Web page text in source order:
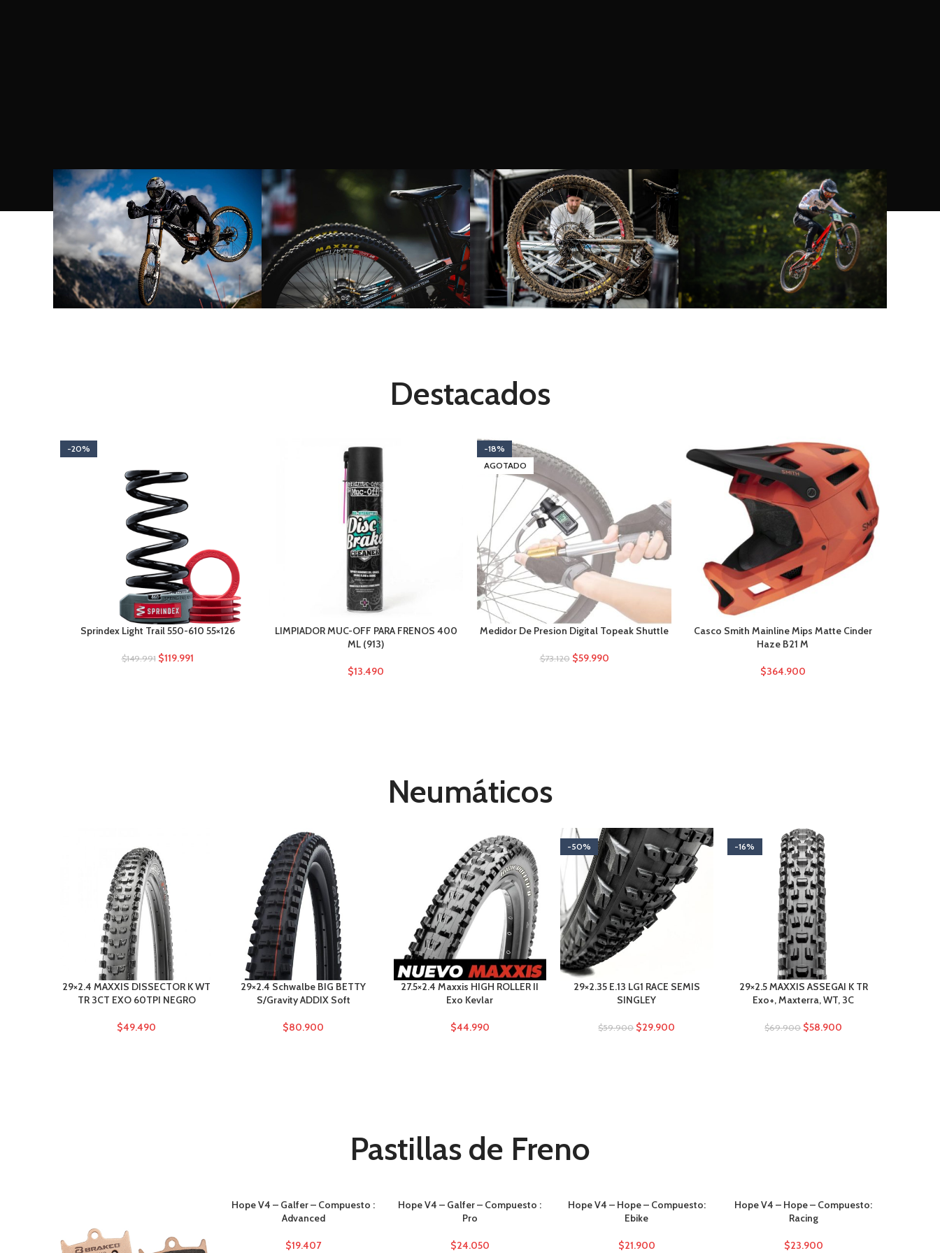
Destacados
-20%
Sprindex Light Trail 550-610 55×126
$149.991 $119.991
LIMPIADOR MUC-OFF PARA FRENOS 400
ML (913)
$13.490
-18%
AGOTADO
Medidor De Presion Digital Topeak Shuttle
$73.120 $59.990
Casco Smith Mainline Mips Matte Cinder
Haze B21 M
$364.900
Neumáticos
29×2.4 MAXXIS DISSECTOR K WT
TR 3CT EXO 60TPI NEGRO
$49.490
29×2.4 Schwalbe BIG BETTY
S/Gravity ADDIX Soft
$80.900
27.5×2.4 Maxxis HIGH ROLLER II
Exo Kevlar
$44.990
-50%
29×2.35 E.13 LG1 RACE SEMIS
SINGLEY
$59.900 $29.900
-16%
29×2.5 MAXXIS ASSEGAI K TR
Exo+, Maxterra, WT, 3C
$69.900 $58.900
Pastillas de Freno
Hope V4 – Galfer – Compuesto :
Advanced
$19.407
Hope V4 – Galfer – Compuesto :
Pro
$24.050
Hope V4 – Hope – Compuesto:
Ebike
$21.900
Hope V4 – Hope – Compuesto:
Racing
$23.900